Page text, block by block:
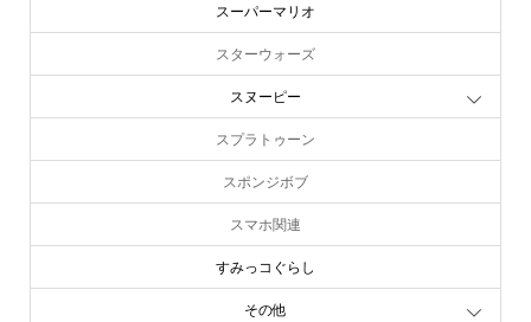
スーパーマリオ
スターウォーズ
スヌーピー
スプラトゥーン
スポンジボブ
スマホ関連
すみっコぐらし
その他